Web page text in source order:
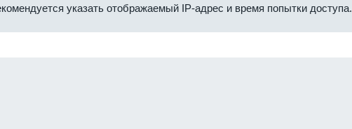
указать отображаемый IP-адрес и время попытки доступа.